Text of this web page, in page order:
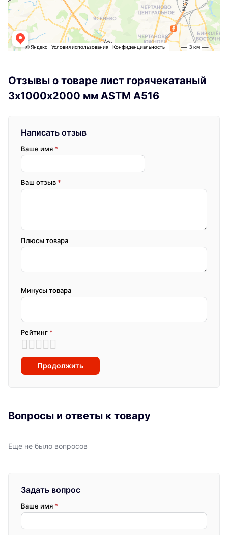
Отзывы о товаре лист горячекатаный
3х1000х2000 мм ASTM A516
Написать отзыв
Ваше имя *
Ваш отзыв *
Плюсы товара
Минусы товара
Рейтинг *
Продолжить
Вопросы и ответы к товару
Еще не было вопросов
Задать вопрос
Ваше имя *